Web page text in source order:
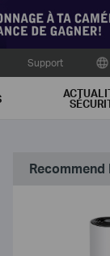
Support